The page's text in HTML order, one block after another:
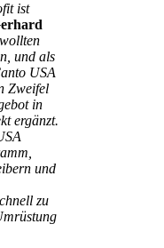
ist
wollten
und als
USA
Zweifel
in
ergänzt.
und
zu